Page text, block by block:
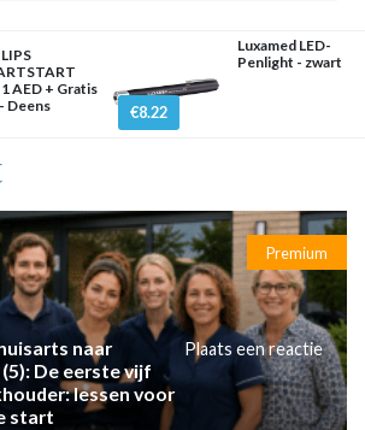
AED + Gratis
Deens
€8.22
Luxamed LED-
Penlight - zwart
Premium
naar
De eerste vijf
lessen voor
start
Plaats een reactie